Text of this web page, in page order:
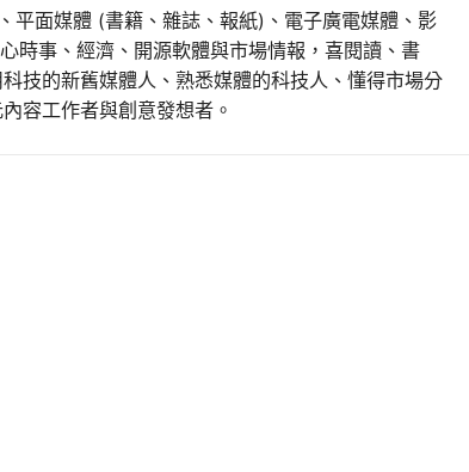
平面媒體 (書籍、雜誌、報紙)、電子廣電媒體、影
時事、經濟、開源軟體與市場情報，喜閱讀、書
技的新舊媒體人、熟悉媒體的科技人、懂得市場分
容工作者與創意發想者。